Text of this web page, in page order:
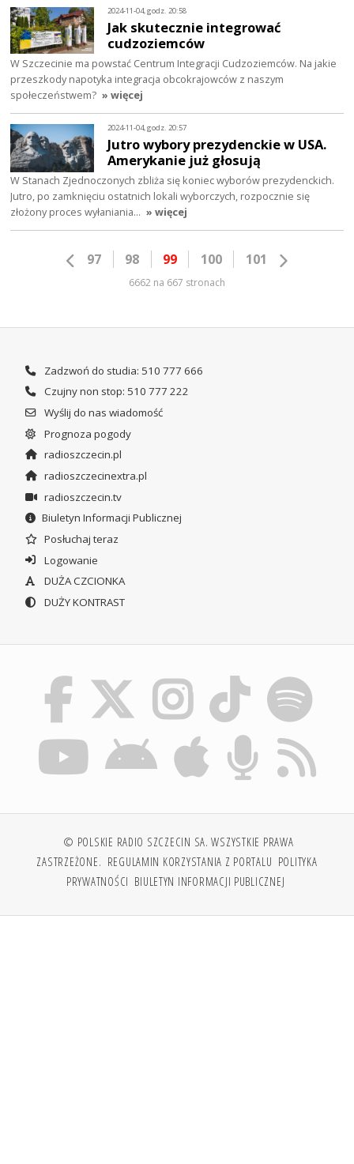
2024-11-04, godz. 20:58
Jak skutecznie integrować
cudzoziemców
W Szczecinie ma powstać Centrum Integracji Cudzoziemców. Na jakie
przeszkody napotyka integracja obcokrajowców z naszym
społeczeństwem? » więcej
2024-11-04, godz. 20:57
Jutro wybory prezydenckie w USA.
Amerykanie już głosują
W Stanach Zjednoczonych zbliża się koniec wyborów prezydenckich.
Jutro, po zamknięciu ostatnich lokali wyborczych, rozpocznie się
złożony proces wyłaniania… » więcej
97 98 99 100 101
6662 na 667 stronach
Zadzwoń do studia: 510 777 666
Czujny non stop: 510 777 222
Wyślij do nas wiadomość
Prognoza pogody
radioszczecin.pl
radioszczecinextra.pl
radioszczecin.tv
Biuletyn Informacji Publicznej
Posłuchaj teraz
Logowanie
DUŻA CZCIONKA
DUŻY KONTRAST
© POLSKIE RADIO SZCZECIN SA. WSZYSTKIE PRAWA
ZASTRZEŻONE. REGULAMIN KORZYSTANIA Z PORTALU POLITYKA
PRYWATNOŚCI BIULETYN INFORMACJI PUBLICZNEJ